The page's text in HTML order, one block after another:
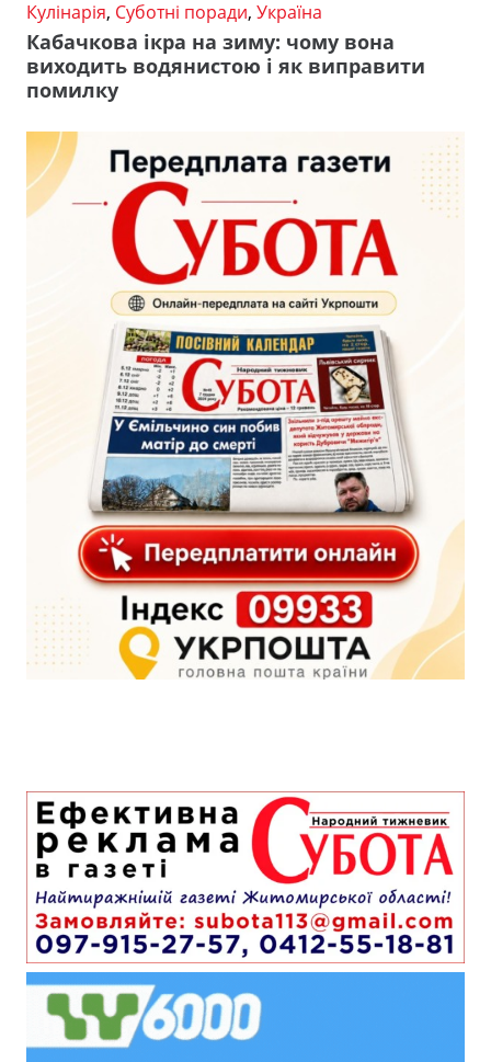
Кулінарія, Суботні поради, Україна
Кабачкова ікра на зиму: чому вона
виходить водянистою і як виправити
помилку